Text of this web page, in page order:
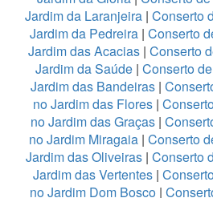
Jardim da Laranjeira | Conserto
Jardim da Pedreira| Conserto
Jardim das Acacias| Conserto
Jardim da Saúde| Conserto
Jardim das Bandeiras|
no Jardim das Flores|
no Jardim das Graças|
no Jardim Miragaia | Conserto
Jardim das Oliveiras| Conserto
Jardim das Vertentes|
no Jardim Dom Bosco|